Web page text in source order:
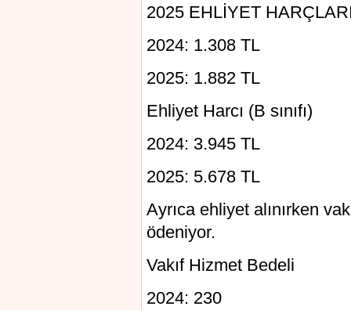
2025 EHLİYET HARÇLARI
2024: 1.308 TL
2025: 1.882 TL
Ehliyet Harcı (B sınıfı)
2024: 3.945 TL
2025: 5.678 TL
Ayrıca ehliyet alınırken
ödeniyor.
Vakıf Hizmet Bedeli
2024: 230